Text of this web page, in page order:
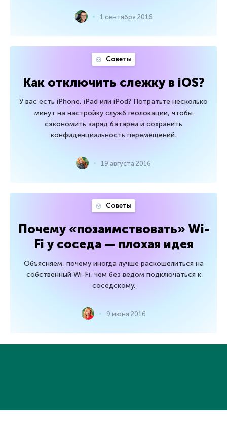
1 сентября 2016
Советы
Как отключить слежку в iOS?
У вас есть iPhone, iPad или iPod? Потратьте несколько
минут на настройку служб геолокации, чтобы
сэкономить заряд батареи и сохранить
конфиденциальность перемещений.
19 августа 2016
Советы
Почему «позаимствовать» Wi-
Fi у соседа — плохая идея
Объясняем, почему иногда лучше раскошелиться на
собственный Wi-Fi, чем без ведом подключаться к
соседскому.
9 июня 2016